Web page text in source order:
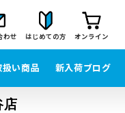
わせ はじめての方 オンライン
扱い商品 新入荷ブログ
店